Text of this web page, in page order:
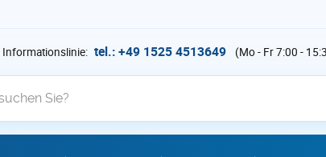
Informationslinie: tel.: +49 1525 4513649 (Mo - Fr 7:00 -